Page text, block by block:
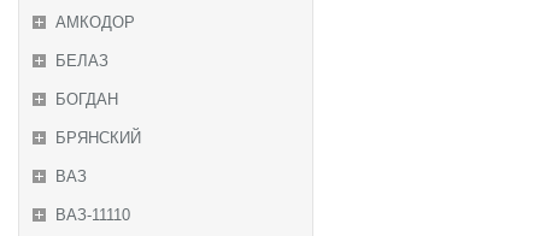
АМКОДОР
БЕЛАЗ
БОГДАН
БРЯНСКИЙ
ВАЗ
ВАЗ-11110